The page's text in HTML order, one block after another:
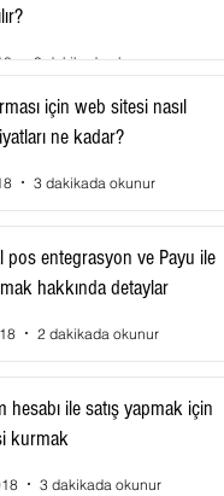
3 dakikada okunur
için web sitesi nasıl
ne kadar?
3 dakikada okunur
pos entegrasyon ve Payu ile
hakkında detaylar
2 dakikada okunur
hesabı ile satış yapmak için
kurmak
3 dakikada okunur